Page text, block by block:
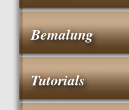
Bemalung
Tutorials